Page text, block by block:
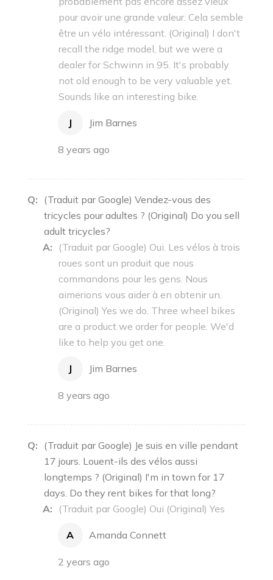
pour avoir une grande valeur. Cela semble
être un vélo intéressant. (Original) I don't
recall the ridge model, but we were a
dealer for Schwinn in 95. It's probably
not old enough to be very valuable yet.
Sounds like an interesting bike.
J Jim Barnes
8 years ago
Q: (Traduit par Google) Vendez-vous des
tricycles pour adultes ? (Original) Do you sell
adult tricycles?
A:
(Traduit par Google) Oui. Les vélos à trois
roues sont un produit que nous
commandons pour les gens. Nous
aimerions vous aider à en obtenir un.
(Original) Yes we do. Three wheel bikes
are a product we order for people. We'd
like to help you get one.
J Jim Barnes
8 years ago
Q: (Traduit par Google) Je suis en ville pendant
17 jours. Louent-ils des vélos aussi
longtemps ? (Original) I'm in town for 17
days. Do they rent bikes for that long?
A:
(Traduit par Google) Oui (Original) Yes
A Amanda Connett
2 years ago